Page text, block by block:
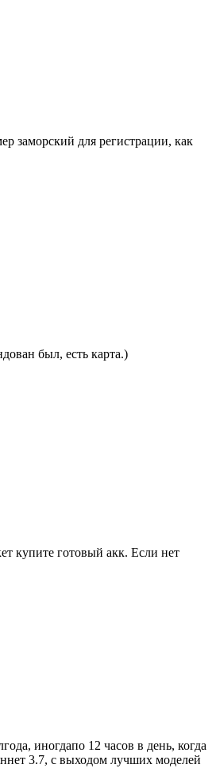
заморский для регистрации, как
был, есть карта.)
купите готовый акк. Если нет
иногдапо 12 часов в день, когда
3.7, с выходом лучших моделей